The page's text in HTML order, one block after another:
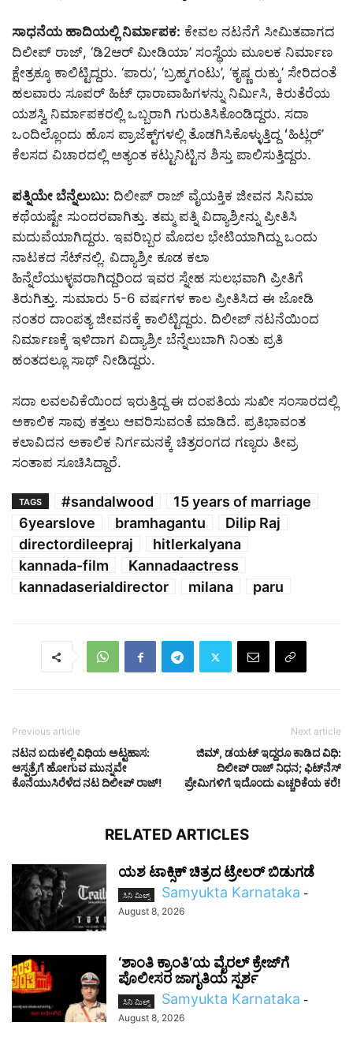
ಸಾಧನೆಯ ಹಾದಿಯಲ್ಲಿ ನಿರ್ಮಾಪಕ: ಕೇವಲ ನಟನೆಗೆ ಸೀಮಿತವಾಗದ
ದಿಲೀಪ್ ರಾಜ್, ‘ಡಿ2ಆರ್ ಮೀಡಿಯಾ’ ಸಂಸ್ಥೆಯ ಮೂಲಕ ನಿರ್ಮಾಣ
ಕ್ಷೇತ್ರಕ್ಕೂ ಕಾಲಿಟ್ಟಿದ್ದರು. ‘ಪಾರು’, ‘ಬ್ರಹ್ಮಗಂಟು’, ‘ಕೃಷ್ಣ ರುಕ್ಕು’ ಸೇರಿದಂತೆ
ಹಲವಾರು ಸೂಪರ್ ಹಿಟ್ ಧಾರಾವಾಹಿಗಳನ್ನು ನಿರ್ಮಿಸಿ, ಕಿರುತೆರೆಯ
ಯಶಸ್ವಿ ನಿರ್ಮಾಪಕರಲ್ಲಿ ಒಬ್ಬರಾಗಿ ಗುರುತಿಸಿಕೊಂಡಿದ್ದರು. ಸದಾ
ಒಂದಿಲ್ಲೊಂದು ಹೊಸ ಪ್ರಾಜೆಕ್ಟ್‌ಗಳಲ್ಲಿ ತೊಡಗಿಸಿಕೊಳ್ಳುತ್ತಿದ್ದ ʻಹಿಟ್ಲರ್‌ʼ
ಕೆಲಸದ ವಿಚಾರದಲ್ಲಿ ಅತ್ಯಂತ ಕಟ್ಟುನಿಟ್ಟಿನ ಶಿಸ್ತು ಪಾಲಿಸುತ್ತಿದ್ದರು.
ಪತ್ನಿಯೇ ಬೆನ್ನೆಲುಬು: ದಿಲೀಪ್ ರಾಜ್ ವೈಯಕ್ತಿಕ ಜೀವನ ಸಿನಿಮಾ
ಕಥೆಯಷ್ಟೇ ಸುಂದರವಾಗಿತ್ತು. ತಮ್ಮ ಪತ್ನಿ ವಿದ್ಯಾಶ್ರೀನ್ನು ಪ್ರೀತಿಸಿ
ಮದುವೆಯಾಗಿದ್ದರು. ಇವರಿಬ್ಬರ ಮೊದಲ ಭೇಟಿಯಾಗಿದ್ದು ಒಂದು
ನಾಟಕದ ಸೆಟ್‌ನಲ್ಲಿ. ವಿದ್ಯಾಶ್ರೀ ಕೂಡ ಕಲಾ
ಹಿನ್ನೆಲೆಯುಳ್ಳವರಾಗಿದ್ದರಿಂದ ಇವರ ಸ್ನೇಹ ಸುಲಭವಾಗಿ ಪ್ರೀತಿಗೆ
ತಿರುಗಿತ್ತು. ಸುಮಾರು 5-6 ವರ್ಷಗಳ ಕಾಲ ಪ್ರೀತಿಸಿದ ಈ ಜೋಡಿ
ನಂತರ ದಾಂಪತ್ಯ ಜೀವನಕ್ಕೆ ಕಾಲಿಟ್ಟಿದ್ದರು. ದಿಲೀಪ್ ನಟನೆಯಿಂದ
ನಿರ್ಮಾಣಕ್ಕೆ ಇಳಿದಾಗ ವಿದ್ಯಾಶ್ರೀ ಬೆನ್ನೆಲುಬಾಗಿ ನಿಂತು ಪ್ರತಿ
ಹಂತದಲ್ಲೂ ಸಾಥ್ ನೀಡಿದ್ದರು.
ಸದಾ ಲವಲವಿಕೆಯಿಂದ ಇರುತ್ತಿದ್ದ ಈ ದಂಪತಿಯ ಸುಖೀ ಸಂಸಾರದಲ್ಲಿ
ಅಕಾಲಿಕ ಸಾವು ಕತ್ತಲು ಆವರಿಸುವಂತೆ ಮಾಡಿದೆ. ಪ್ರತಿಭಾವಂತ
ಕಲಾವಿದನ ಅಕಾಲಿಕ ನಿರ್ಗಮನಕ್ಕೆ ಚಿತ್ರರಂಗದ ಗಣ್ಯರು ತೀವ್ರ
ಸಂತಾಪ ಸೂಚಿಸಿದ್ದಾರೆ.
TAGS #sandalwood
15 years of marriage
6yearslove
bramhagantu
Dilip Raj
directordileepraj
hitlerkalyana
kannada-film
Kannadaactress
kannadaserialdirector
milana paru
Previous article
ನಟನ ಬದುಕಲ್ಲಿ ವಿಧಿಯ ಅಟ್ಟಹಾಸ:
ಆಸ್ಪತ್ರೆಗೆ ಹೋಗುವ ಮುನ್ನವೇ
ಕೊನೆಯುಸಿರೆಳೆದ ನಟ ದಿಲೀಪ್ ರಾಜ್!
Next article
ಜಿಮ್, ಡಯಟ್ ಇದ್ದರೂ ಕಾಡಿದ ವಿಧಿ:
ದಿಲೀಪ್ ರಾಜ್ ನಿಧನ; ಫಿಟ್‌ನೆಸ್
ಪ್ರೇಮಿಗಳಿಗೆ ಇದೊಂದು ಎಚ್ಚರಿಕೆಯ ಕರೆ!
RELATED ARTICLES
ಯಶ ಟಾಕ್ಸಿಕ್ ಚಿತ್ರದ ಟ್ರೇಲರ್ ಬಿಡುಗಡೆ
ಸಿನಿ ಮಿಲ್ಸ್ Samyukta Karnataka -
August 8, 2026
‘ಶಾಂತಿ ಕ್ರಾಂತಿ’ಯ ವೈರಲ್ ಕ್ರೇಜ್‌ಗೆ
ಪೊಲೀಸರ ಜಾಗೃತಿಯ ಸ್ಪರ್ಶ
ಸಿನಿ ಮಿಲ್ಸ್ Samyukta Karnataka -
August 8, 2026